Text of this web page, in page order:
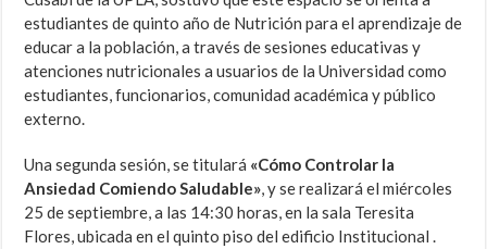
estudiantes de quinto año de Nutrición para el aprendizaje de
educar a la población, a través de sesiones educativas y
atenciones nutricionales a usuarios de la Universidad como
estudiantes, funcionarios, comunidad académica y público
externo.
Una segunda sesión, se titulará «Cómo Controlar la
Ansiedad Comiendo Saludable», y se realizará el miércoles
25 de septiembre, a las 14:30 horas, en la sala Teresita
Flores, ubicada en el quinto piso del edificio Institucional .